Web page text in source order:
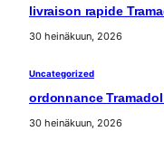
livraison rapide
30 heinäkuun, 2026
Uncategorized
ordonnance
30 heinäkuun, 2026